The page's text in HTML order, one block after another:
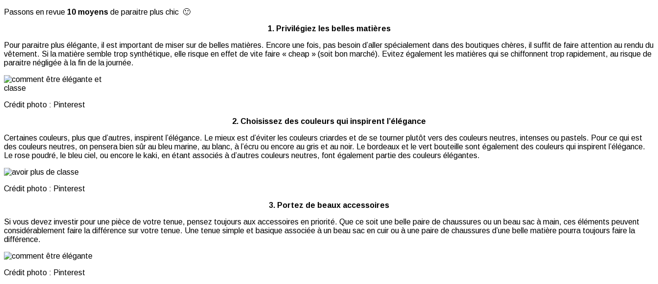
Passons en revue 10 moyens de paraitre plus chic 🙂
1. Privilégiez les belles matières
Pour paraitre plus élégante, il est important de miser sur de belles matières. Encore une fois, pas besoin d’aller spécialement dans des boutiques chères, il suffit de faire attention au rendu du
vêtement. Si la matière semble trop synthétique, elle risque en effet de vite faire « cheap » (soit bon marché). Evitez également les matières qui se chiffonnent trop rapidement, au risque de
paraitre négligée à la fin de la journée.
Crédit photo : Pinterest
2. Choisissez des couleurs qui inspirent l’élégance
Certaines couleurs, plus que d’autres, inspirent l’élégance. Le mieux est d’éviter les couleurs criardes et de se tourner plutôt vers des couleurs neutres, intenses ou pastels. Pour ce qui est
des couleurs neutres, on pensera bien sûr au bleu marine, au blanc, à l’écru ou encore au gris et au noir. Le bordeaux et le vert bouteille sont également des couleurs qui inspirent l’élégance.
Le rose poudré, le bleu ciel, ou encore le kaki, en étant associés à d’autres couleurs neutres, font également partie des couleurs élégantes.
Crédit photo : Pinterest
3. Portez de beaux accessoires
Si vous devez investir pour une pièce de votre tenue, pensez toujours aux accessoires en priorité. Que ce soit une belle paire de chaussures ou un beau sac à main, ces éléments peuvent
considérablement faire la différence sur votre tenue. Une tenue simple et basique associée à un beau sac en cuir ou à une paire de chaussures d’une belle matière pourra toujours faire la
différence.
Crédit photo : Pinterest